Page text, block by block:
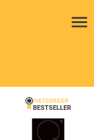
BESTSELLER